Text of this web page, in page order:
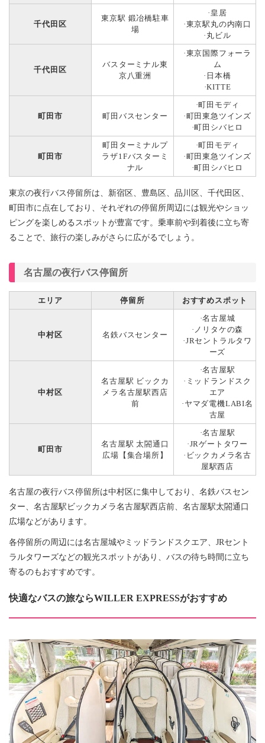
千代田区
東京駅 鍛冶橋駐車
場
·皇居
·東京駅丸の内南口
·丸ビル
千代田区
バスターミナル東
京八重洲
·東京国際フォーラ
ム
·日本橋
·KITTE
町田市 町田バスセンター
·町田モディ
·町田東急ツインズ
·町田シバヒロ
町田市
町田ターミナルプ
ラザ1Fバスターミ
ナル
·町田モディ
·町田東急ツインズ
·町田シバヒロ
東京の夜行バス停留所は、新宿区、豊島区、品川区、千代田区、
町田市に点在しており、それぞれの停留所周辺には観光やショッ
ピングを楽しめるスポットが豊富です。乗車前や到着後に立ち寄
ることで、旅行の楽しみがさらに広がるでしょう。
名古屋の夜行バス停留所
エリア 停留所 おすすめスポット
中村区 名鉄バスセンター
·名古屋城
·ノリタケの森
·JRセントラルタワ
ーズ
中村区
名古屋駅 ビックカ
メラ名古屋駅西店
前
·名古屋駅
·ミッドランドスク
エア
·ヤマダ電機LABI名
古屋
町田市
名古屋駅 太閤通口
広場【集合場所】
·名古屋駅
·JRゲートタワー
·ビックカメラ名古
屋駅西店
名古屋の夜行バス停留所は中村区に集中しており、名鉄バスセン
ター、名古屋駅ビックカメラ名古屋駅西店前、名古屋駅太閤通口
広場などがあります。
各停留所の周辺には名古屋城やミッドランドスクエア、JRセント
ラルタワーズなどの観光スポットがあり、バスの待ち時間に立ち
寄るのもおすすめです。
快適なバスの旅ならWILLER EXPRESSがおすすめ